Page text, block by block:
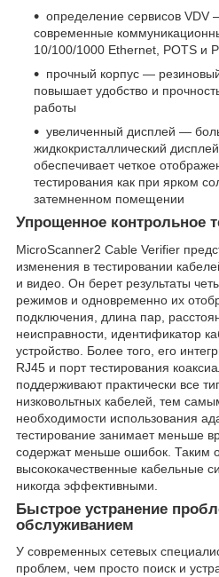
определение сервисов VDV
современные
10/100/1000 Ethernet, POTS и
прочный корпус —
повышает удобство и
работы
увеличенный дисплей —
жидкокристаллический
обеспечивает четкое
тестирования как при ярком
затемненном помещении
Упрощенное контрольное
MicroScanner2 Cable Verifier
изменения в тестировании
и видео. Он берет результаты
режимов и одновременно их
подключения, длина пар,
неисправности, идентификатор
устройство. Более того, его
RJ45 и порт тестирования
поддерживают практически все
низковольтных кабелей, тем
необходимости использования
тестирование занимает меньше
содержат меньше ошибок. Таким
высококачественные кабельные
никогда эффективными.
Быстрое устранение
обслуживанием
У современных сетевых
проблем, чем просто поиск и